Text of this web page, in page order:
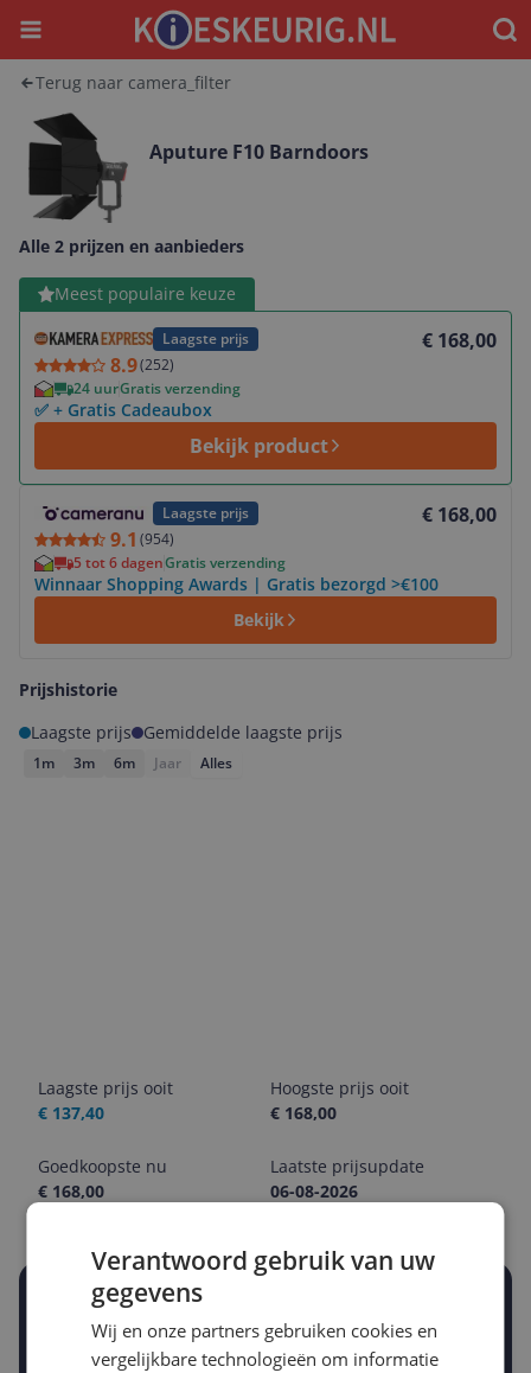
Menu
Terug naar camera_filter
Aputure F10 Barndoors
Alle 2 prijzen en aanbieders
Meest populaire keuze
Laagste prijs
8.9(252)
€ 168,00
24 uurGratis verzending
✅ + Gratis Cadeaubox
Bekijk product
Bekijk product
Laagste prijs
9.1 (954)
€ 168,00
5 tot 6 dagenGratis verzending
Winnaar Shopping Awards | Gratis bezorgd >€100
Bekijk
Prijshistorie
Laagste prijs
Gemiddelde laagste prijs
1m 3m 6m Jaar Alles
Laagste prijs ooit
€ 137,40
Hoogste prijs ooit
€ 168,00
Goedkoopste nu
€ 168,00
Laatste prijsupdate
06-08-2026
Stel een alert in en mis geen prijsdaling
Krijg een seintje zodra de prijs zakt
Jouw e-mailadres
Verantwoord gebruik van uw
gegevens
Wij en onze partners gebruiken cookies en
vergelijkbare technologieën om informatie